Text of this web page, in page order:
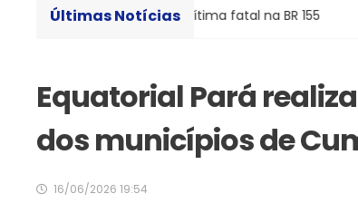
Últimas Notícias
uma vítima fatal na BR 155 Eleição 2026
Equatorial Pará
dos municípios de
16/06/2026 19:54